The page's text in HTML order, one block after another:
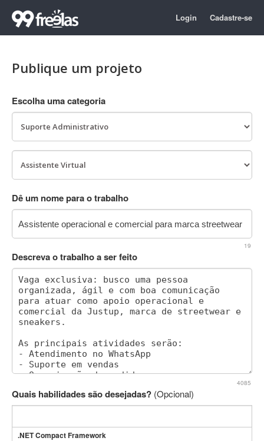
Login Cadastre-se
Publique um projeto
Escolha uma categoria
Dê um nome para o trabalho
19
Descreva o trabalho a ser feito
4085
Quais habilidades são desejadas? (Opcional)
.NET Compact Framework